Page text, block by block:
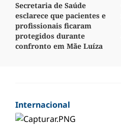
Secretaria de Saúde
esclarece que pacientes e
profissionais ficaram
protegidos durante
confronto em Mãe Luíza
Internacional